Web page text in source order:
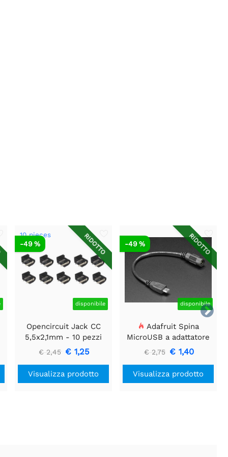

RIDOTTO
10 pieces
disponibile
-49 %
Opencircuit Jack CC
5,5x2,1mm - 10 pezzi
€ 2,45 € 1,25
Visualizza prodotto
RIDOTTO
disponibile
-49 %
Adafruit Spina
MicroUSB a adattatore
jack cilindrico CC da 5,5
/ 2,1 mm
€ 2,75 € 1,40
Visualizza prodotto